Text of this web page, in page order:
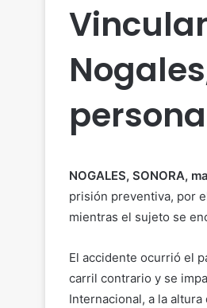
NOGALES, SONORA,
prisión preventiva, por
mientras el sujeto se
El accidente ocurrió el
carril contrario y se
Internacional, a la